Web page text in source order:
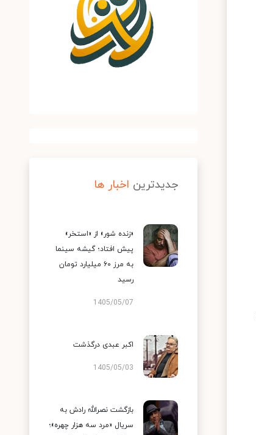
جدیدترین اخبار ها
«زنده شور» از «استخر»
پیش افتاد؛ گیشه سینما
به مرز ۶۰ میلیارد تومان
رسید
1405/05/07
اکبر عبدی درگذشت
1405/05/03
بازگشت نصرالله رادش به
سریال «مرد سه هزار چهره»؛